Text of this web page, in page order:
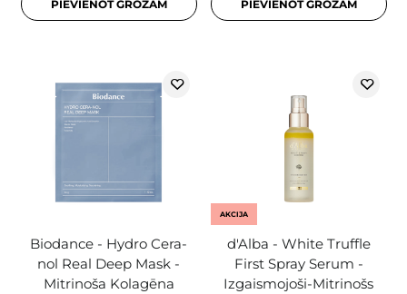
PIEVIENOT GROZAM PIEVIENOT GROZAM
Biodance - Hydro Cera-
nol Real Deep Mask -
Mitrinoša Kolagēna
AKCIJA
d'Alba - White Truffle
First Spray Serum -
Izgaismojoši-Mitrinošs